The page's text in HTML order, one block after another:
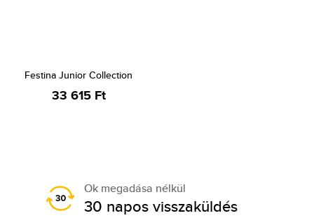
Festina Junior Collection
33 615 Ft
Ok megadása nélkül
30 napos visszaküldés